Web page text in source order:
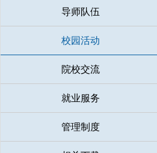
导师队伍
校园活动
院校交流
就业服务
管理制度